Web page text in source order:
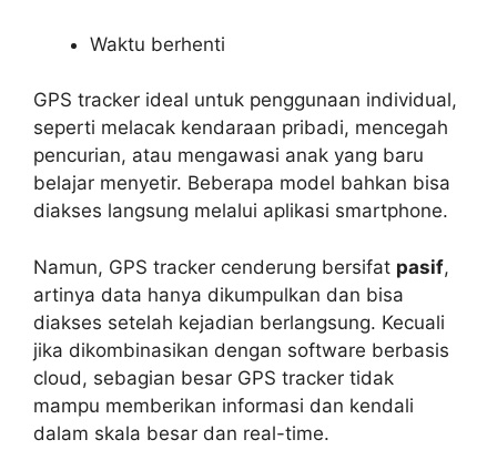
Waktu berhenti
GPS tracker ideal untuk penggunaan individual,
seperti melacak kendaraan pribadi, mencegah
pencurian, atau mengawasi anak yang baru
belajar menyetir. Beberapa model bahkan bisa
diakses langsung melalui aplikasi smartphone.
Namun, GPS tracker cenderung bersifat pasif,
artinya data hanya dikumpulkan dan bisa
diakses setelah kejadian berlangsung. Kecuali
jika dikombinasikan dengan software berbasis
cloud, sebagian besar GPS tracker tidak
mampu memberikan informasi dan kendali
dalam skala besar dan real-time.